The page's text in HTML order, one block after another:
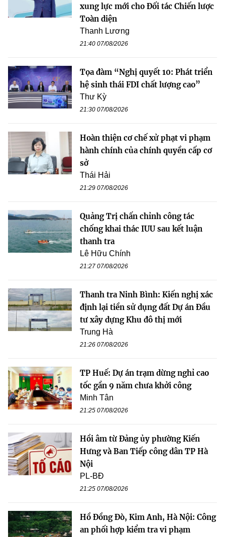
xung lực mới cho Đối tác Chiến lược
Toàn diện
Thanh Lương
21:40 07/08/2026
Tọa đàm “Nghị quyết 10: Phát triển
hệ sinh thái FDI chất lượng cao”
Thư Kỳ
21:30 07/08/2026
Hoàn thiện cơ chế xử phạt vi phạm
hành chính của chính quyền cấp cơ
sở
Thái Hải
21:29 07/08/2026
Quảng Trị chấn chỉnh công tác
chống khai thác IUU sau kết luận
thanh tra
Lê Hữu Chính
21:27 07/08/2026
Thanh tra Ninh Bình: Kiến nghị xác
định lại tiền sử dụng đất Dự án Đầu
tư xây dựng Khu đô thị mới
Trung Hà
21:26 07/08/2026
TP Huế: Dự án trạm dừng nghỉ cao
tốc gần 9 năm chưa khởi công
Minh Tân
21:25 07/08/2026
Hồi âm từ Đảng ủy phường Kiến
Hưng và Ban Tiếp công dân TP Hà
Nội
PL-BĐ
21:25 07/08/2026
Hồ Đồng Đò, Kim Anh, Hà Nội: Công
an phối hợp kiểm tra vi phạm